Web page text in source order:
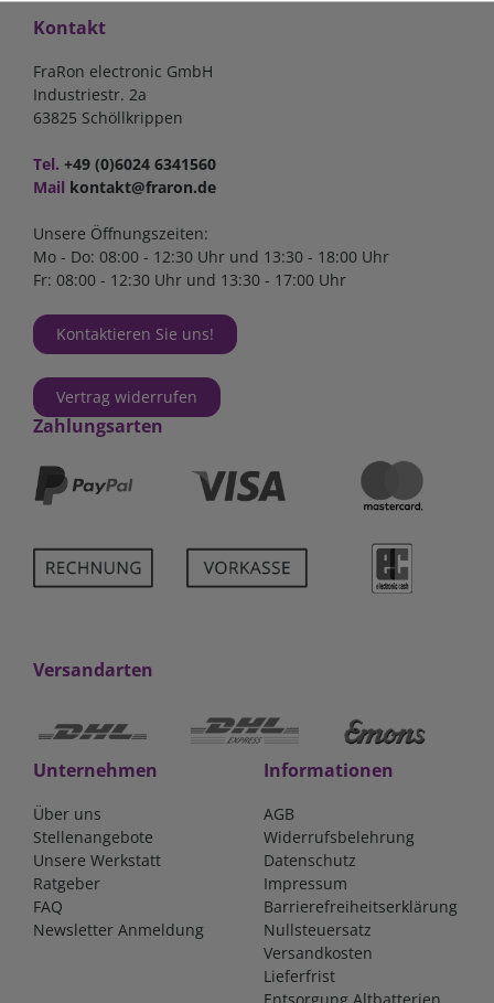
Kontakt
FraRon electronic GmbH
Industriestr. 2a
63825 Schöllkrippen
Tel. +49 (0)6024 6341560
Mail kontakt@fraron.de
Unsere Öffnungszeiten:
Mo - Do: 08:00 - 12:30 Uhr und 13:30 - 18:00 Uhr
Fr: 08:00 - 12:30 Uhr und 13:30 - 17:00 Uhr
Kontaktieren Sie uns!
Vertrag widerrufen
Zahlungsarten
Versandarten
Unternehmen
Über uns
Stellenangebote
Unsere Werkstatt
Ratgeber
FAQ
Newsletter Anmeldung
Informationen
AGB
Widerrufsbelehrung
Datenschutz
Impressum
Barrierefreiheitserklärung
Nullsteuersatz
Versandkosten
Lieferfrist